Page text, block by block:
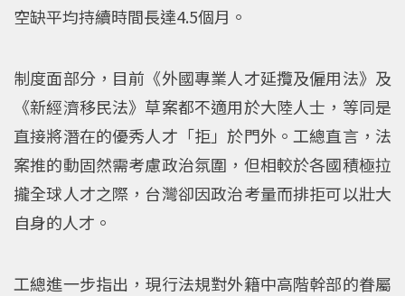
空缺平均持續時間長達4.5個月。
制度面部分，目前《外國專業人才延攬及僱用法》及
《新經濟移民法》草案都不適用於大陸人士，等同是
直接將潛在的優秀人才「拒」於門外。工總直言，法
案推的動固然需考慮政治氛圍，但相較於各國積極拉
攏全球人才之際，台灣卻因政治考量而排拒可以壯大
自身的人才。
工總進一步指出，現行法規對外籍中高階幹部的眷屬